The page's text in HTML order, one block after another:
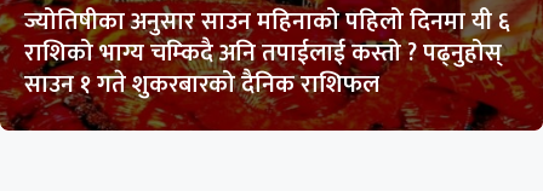
ज्योतिषीका अनुसार साउन महिनाको पहिलो दिनमा यी ६
राशिको भाग्य चम्किदै अनि तपाईलाई कस्तो ? पढ्नुहोस्
साउन १ गते शुकरबारको दैनिक राशिफल